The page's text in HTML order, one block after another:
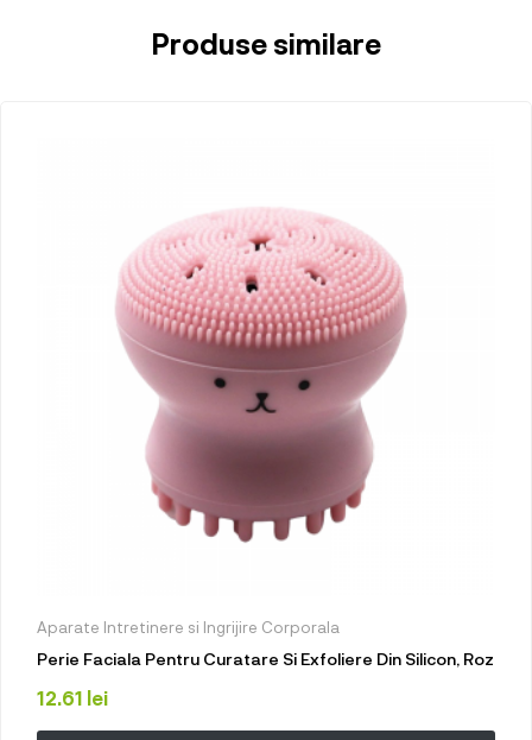
Produse similare
Aparate Intretinere si Ingrijire Corporala
Perie Faciala Pentru Curatare Si Exfoliere Din Silicon, Roz
12.61 lei